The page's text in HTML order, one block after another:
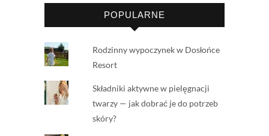
POPULARNE
Rodzinny wypoczynek w Dosłońce
Resort
Składniki aktywne w pielęgnacji
twarzy — jak dobrać je do potrzeb
skóry?